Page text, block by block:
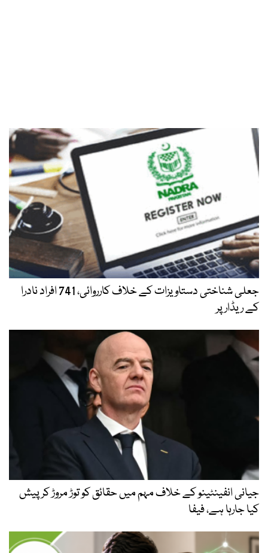
جعلی شناختی دستاویزات کے خلاف کارروائی، 741 افراد نادرا
کے ریڈار پر
جیانی انفینٹینو کے خلاف مہم میں حقائق کو توڑ مروڑ کر پیش
کیا جارہا ہے، فیفا